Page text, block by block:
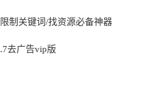
制关键词/找资源必备神器
去广告vip版